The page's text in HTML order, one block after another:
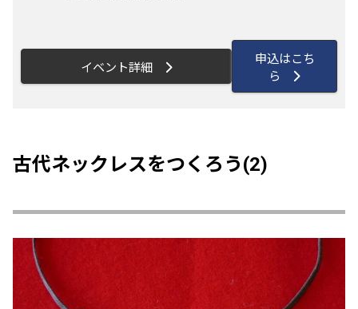
イベント詳細
申込はこち
ら
古代ネックレスをつくろう(2)